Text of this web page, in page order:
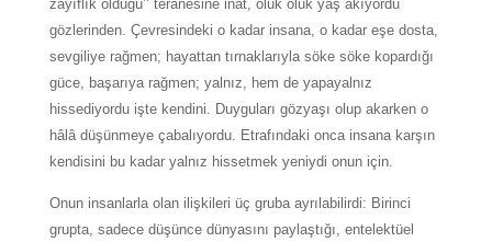
zayıflık olduğu’’ teranesine inat, oluk oluk yaş akıyordu
gözlerinden. Çevresindeki o kadar insana, o kadar eşe dosta,
sevgiliye rağmen; hayattan tırnaklarıyla söke söke kopardığı
güce, başarıya rağmen; yalnız, hem de yapayalnız
hissediyordu işte kendini. Duyguları gözyaşı olup akarken o
hâlâ düşünmeye çabalıyordu. Etrafındaki onca insana karşın
kendisini bu kadar yalnız hissetmek yeniydi onun için.
Onun insanlarla olan ilişkileri üç gruba ayrılabilirdi: Birinci
grupta, sadece düşünce dünyasını paylaştığı, entelektüel